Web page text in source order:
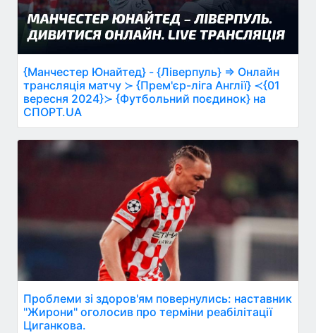
{Манчестер Юнайтед} - {Ліверпуль} ⇒ Онлайн
трансляція матчу ≻ {Прем'єр-ліга Англії} ≺{01
вересня 2024}≻ {Футбольний поєдинок} на
СПОРТ.UA
Проблеми зі здоров'ям повернулись: наставник
"Жирони" оголосив про терміни реабілітації
Циганкова.